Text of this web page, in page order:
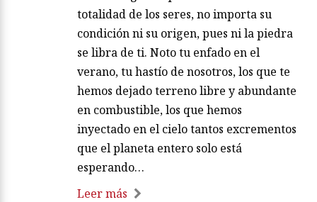
totalidad de los seres, no importa su
condición ni su origen, pues ni la piedra
se libra de ti. Noto tu enfado en el
verano, tu hastío de nosotros, los que te
hemos dejado terreno libre y abundante
en combustible, los que hemos
inyectado en el cielo tantos excrementos
que el planeta entero solo está
esperando…
Leer más